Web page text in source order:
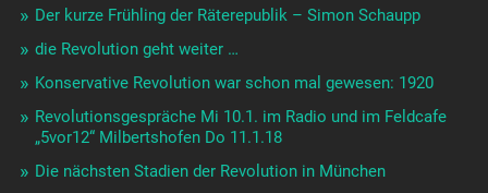
Der kurze Frühling der Räterepublik – Simon Schaupp
die Revolution geht weiter …
Konservative Revolution war schon mal gewesen: 1920
Revolutionsgespräche Mi 10.1. im Radio und im Feldcafe
„5vor12“ Milbertshofen Do 11.1.18
Die nächsten Stadien der Revolution in München